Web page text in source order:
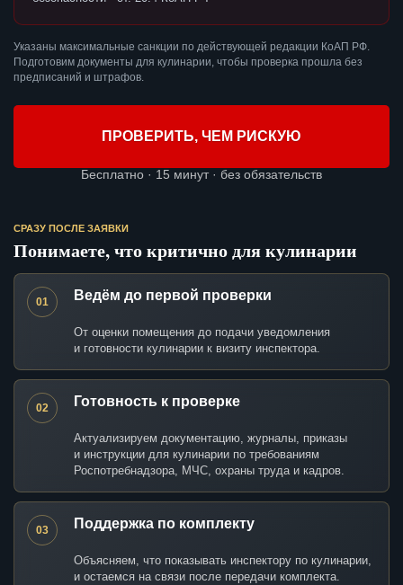
Указаны максимальные санкции по действующей редакции КоАП РФ.
Подготовим документы для кулинарии, чтобы проверка прошла без
предписаний и штрафов.
ПРОВЕРИТЬ, ЧЕМ РИСКУЮ
Бесплатно · 15 минут · без обязательств
СРАЗУ ПОСЛЕ ЗАЯВКИ
Понимаете, что критично для кулинарии
01 Ведём до первой проверки
От оценки помещения до подачи уведомления
и готовности кулинарии к визиту инспектора.
02 Готовность к проверке
Актуализируем документацию, журналы, приказы
и инструкции для кулинарии по требованиям
Роспотребнадзора, МЧС, охраны труда и кадров.
03 Поддержка по комплекту
Объясняем, что показывать инспектору по кулинарии,
и остаемся на связи после передачи комплекта.